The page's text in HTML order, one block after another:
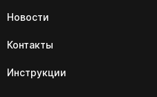
Новости
Контакты
Инструкции